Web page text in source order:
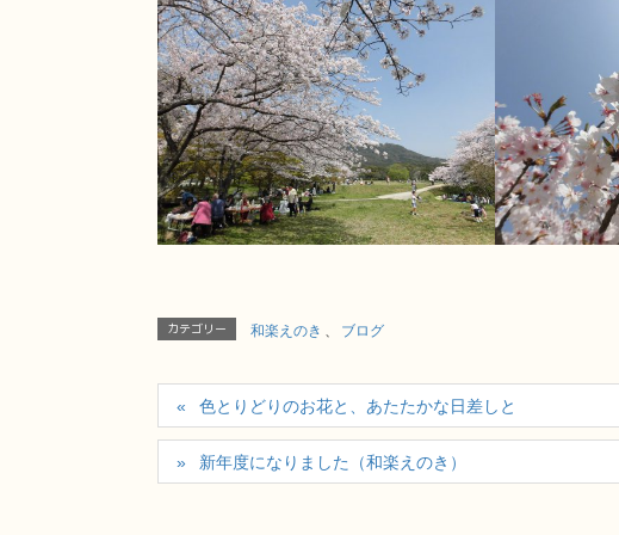
カテゴリー 和楽えのき 、 ブログ
色とりどりのお花と、あたたかな日差しと
新年度になりました（和楽えのき）